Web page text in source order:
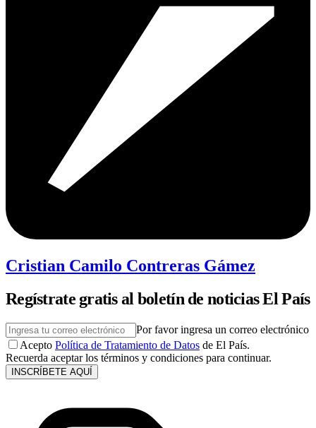
Cristian Camilo Contreras Gámez
Regístrate gratis al boletín de noticias El País
Por favor ingresa un correo electrónico
Acepto Política de Tratamiento de Datos de El País.
Recuerda aceptar los términos y condiciones para continuar.
INSCRÍBETE AQUÍ